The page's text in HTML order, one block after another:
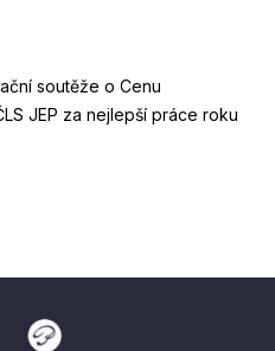
soutěže o Cenu
JEP za nejlepší práce roku